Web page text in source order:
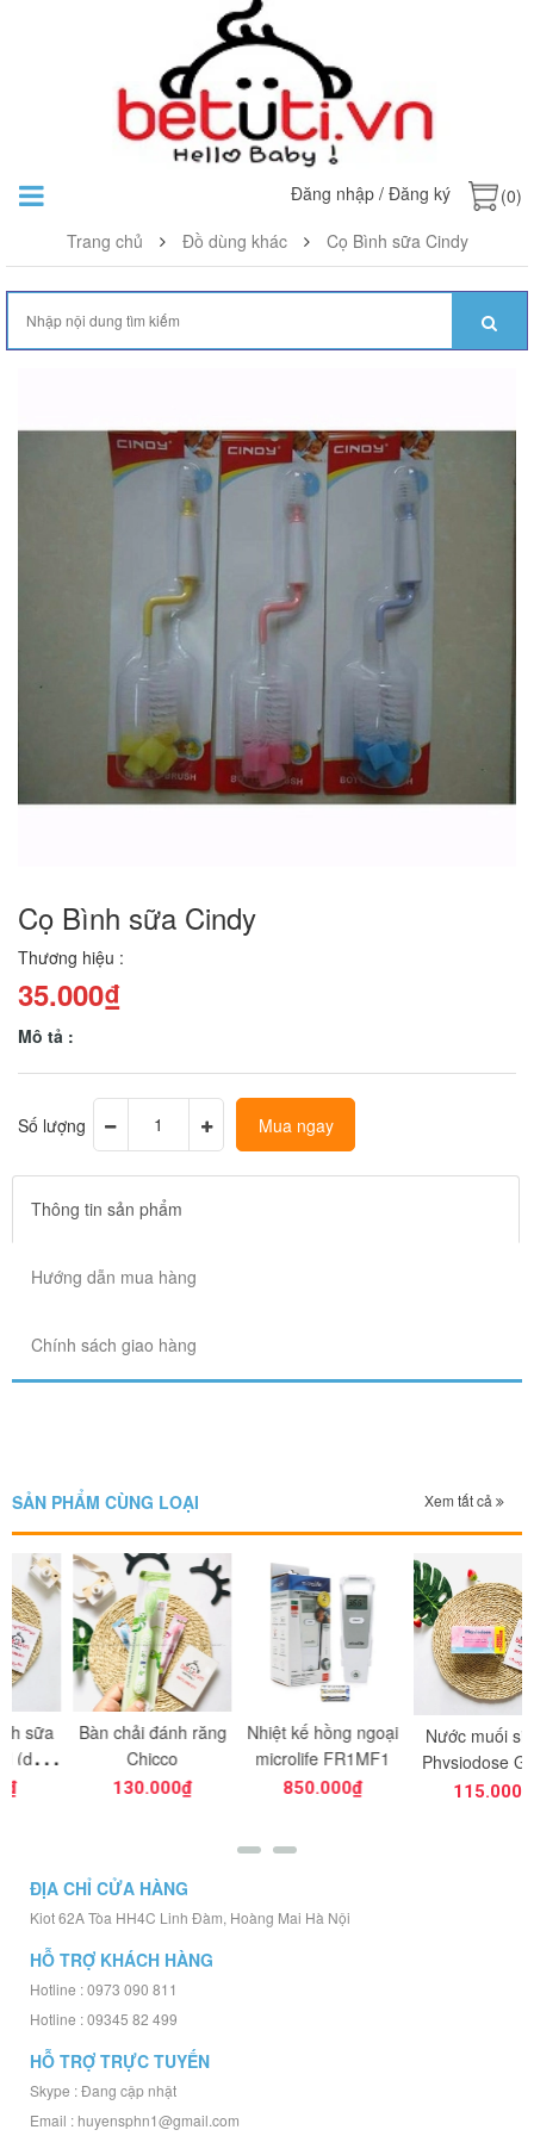
Đăng nhập / Đăng ký
(0)
Trang chủ
Đồ dùng khác Cọ Bình sữa Cindy
Cọ Bình sữa Cindy
Thương hiệu :
35.000₫
Mô tả :
Số lượng Mua ngay
Thông tin sản phẩm
Hướng dẫn mua hàng
Chính sách giao hàng
SẢN PHẨM CÙNG LOẠI Xem tất cả
Bàn chải đánh răng
130.000₫
Nhiệt kế hồng ngoại
microlife FR1MF1
850.000₫
Nước muối sinh lý
Physiodose Gilbert
Pháp hồng 40 ống
115.000₫
ĐỊA CHỈ CỬA HÀNG
Kiot 62A Tòa HH4C Linh Đàm, Hoàng Mai Hà Nội
HỖ TRỢ KHÁCH HÀNG
Hotline : 0973 090 811
Hotline : 09345 82 499
HỖ TRỢ TRỰC TUYẾN
Skype : Đang cập nhật
Email : huyensphn1@gmail.com